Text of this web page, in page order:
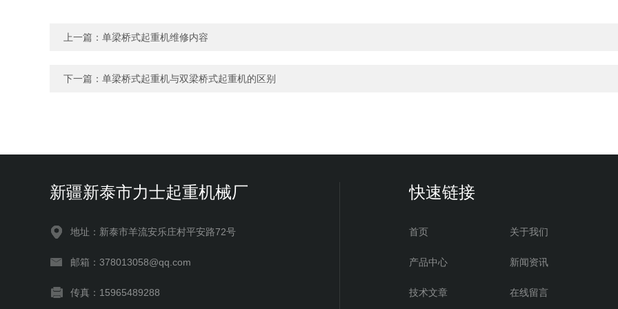
上一篇： 单梁桥式起重机维修内容
下一篇： 单梁桥式起重机与双梁桥式起重机的区别
新疆新泰市力士起重机械厂
地址：新泰市羊流安乐庄村平安路72号
邮箱：378013058@qq.com
传真：15965489288
快速链接
首页 关于我们
产品中心 新闻资讯
技术文章 在线留言